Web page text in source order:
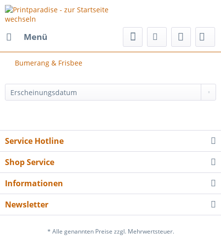
Menü
Bumerang & Frisbee
Service Hotline
Shop Service
Informationen
Newsletter
* Alle genannten Preise zzgl. Mehrwertsteuer.